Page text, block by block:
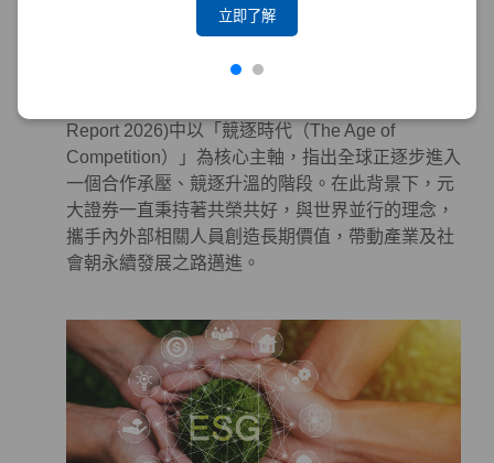
立即了解
會及環境產生正面影響。
世界經濟論壇（World Economic Forum, WEF）發
Report 2026)中以「競逐時代（The Age of
Competition）」為核心主軸，指出全球正逐步進入
一個合作承壓、競逐升溫的階段。在此背景下，元
大證券一直秉持著共榮共好，與世界並行的理念，
攜手內外部相關人員創造長期價值，帶動產業及社
會朝永續發展之路邁進。